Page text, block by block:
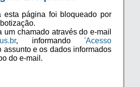
esta página foi bloqueado por
um chamado através do e-mail
, informando 'Acesso
assunto e os dados informados
do e-mail.